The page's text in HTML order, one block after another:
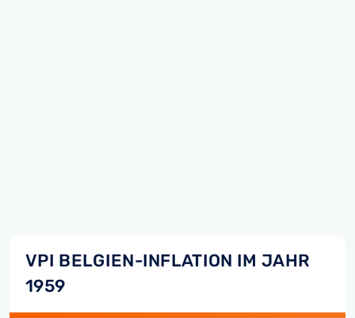
VPI BELGIEN-INFLATION IM JAHR
1959